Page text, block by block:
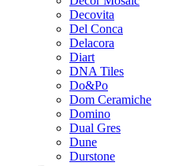
Decovita
Del Conca
Delacora
Diart
DNA Tiles
Do&Po
Dom Ceramiche
Domino
Dual Gres
Dune
Durstone